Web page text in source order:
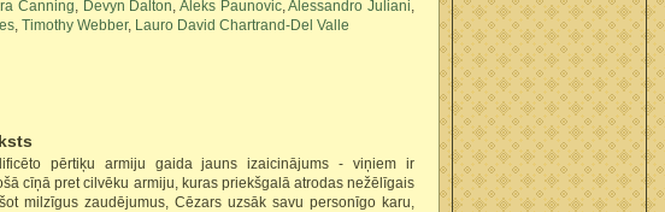
Canning, Devyn Dalton,Aleks Paunovic,Alessandro Juliani,
, Timothy Webber, Lauro David Chartrand-Del Valle
pērtiķu armiju gaida jauns izaicinājums - viņiem ir
cīņā pret cilvēku armiju, kuras priekšgalā atrodas nežēlīgais
milzīgus zaudējumus, Cēzars uzsāk savu personīgo karu,